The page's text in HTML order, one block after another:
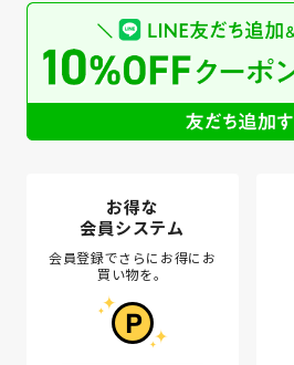
お得な
会員システム
会員登録でさらにお得にお
買い物を。